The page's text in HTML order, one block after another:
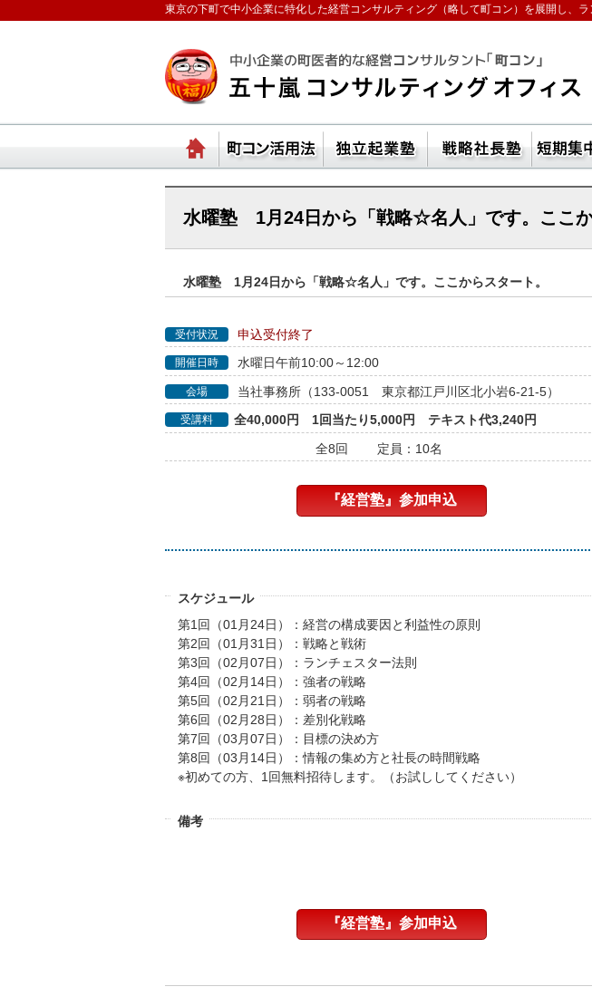
東京の下町で中小企業に特化した経営コンサルティング（略して町コン）を展開し、
ランチェスターの法則を学ぶなら五十嵐
ホーム 町コン活用方法 独立起業塾
水曜塾 1月24日から「戦略☆名人」です。ここ
水曜塾 1月24日から「戦略☆名人」です。ここからスタート。
受付状況 申込受付終了
開催日時 水曜日午前10:00～12:00
会場 当社事務所（133-0051 東京都江戸川区北小岩6-21-5）
受講料
全40,000円 1回当たり5,000円 テキスト代3,240円
全8回
定員：10名
『経営塾』参加申込
スケジュール
第1回（01月24日）：経営の構成要因と利益性の原則
第2回（01月31日）：戦略と戦術
第3回（02月07日）：ランチェスター法則
第4回（02月14日）：強者の戦略
第5回（02月21日）：弱者の戦略
第6回（02月28日）：差別化戦略
第7回（03月07日）：目標の決め方
第8回（03月14日）：情報の集め方と社長の時間戦略
※初めての方、1回無料招待します。（お試ししてください）
備考
『経営塾』参加申込